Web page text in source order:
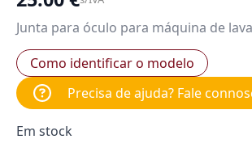
Junta para óculo para máquina de
Como identificar o modelo
Precisa de ajuda? Fale
Em stock